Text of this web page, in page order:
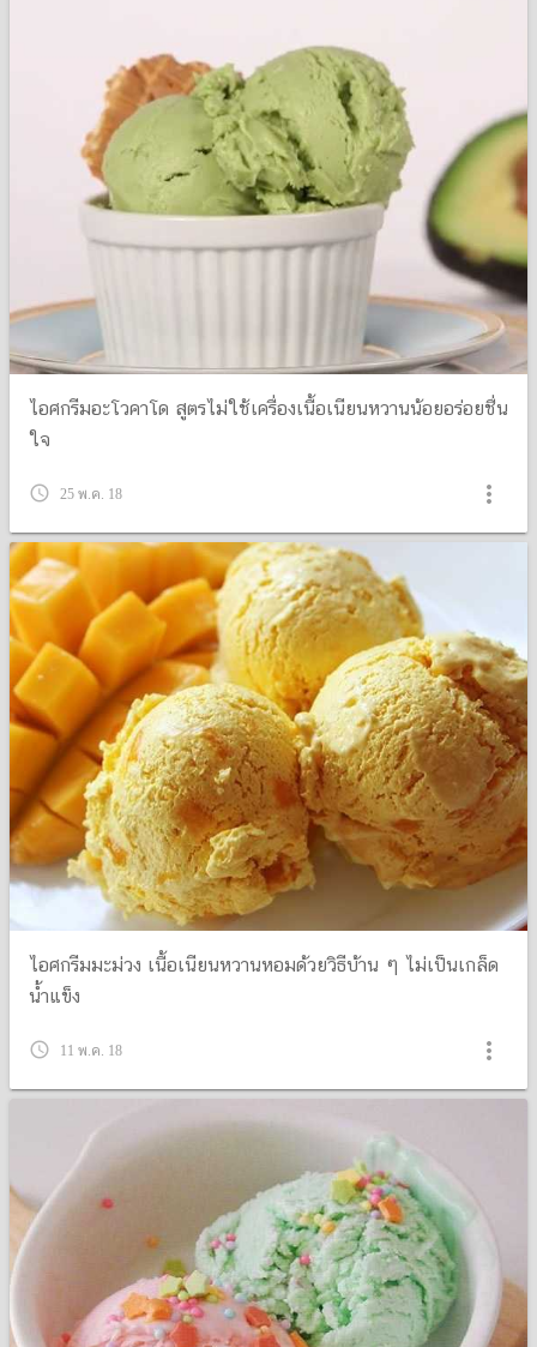
ไอศกรีมอะโวคาโด สูตรไม่ใช้เครื่องเนื้อเนียนหวานน้อยอร่อยชื่น
ใจ
query_builder 25 พ.ค. 18 more_vert
ไอศกรีมมะม่วง เนื้อเนียนหวานหอมด้วยวิธีบ้าน ๆ ไม่เป็นเกล็ด
น้ำแข็ง
query_builder 11 พ.ค. 18 more_vert